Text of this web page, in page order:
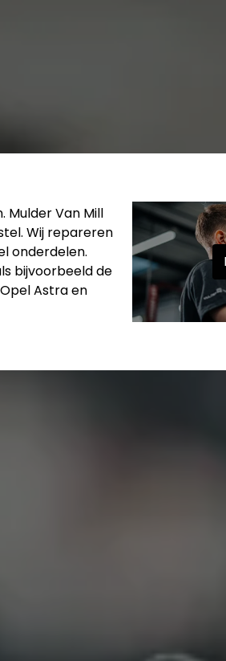
Mulder Van Mill
Wij repareren
onderdelen.
bijvoorbeeld de
Astra en